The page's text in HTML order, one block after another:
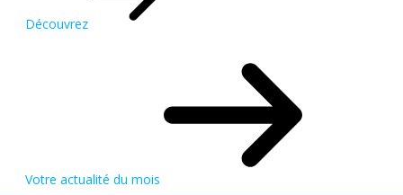
Découvrez
Votre actualité du mois